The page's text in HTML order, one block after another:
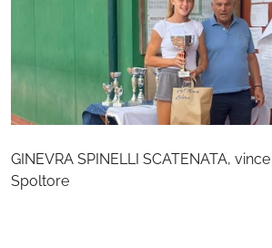
GINEVRA SPINELLI SCATENATA,
Spoltore